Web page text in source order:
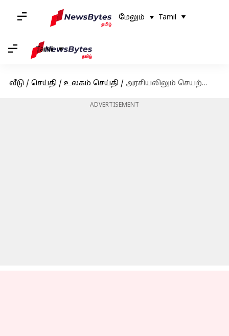
மேலும் Tamil
Tamil
வீடு / செய்தி / உலகம் செய்தி / அரசியலிலும் செயற்கை நுண்ணறிவு; ஜப்பானில் கட்சித் தலைவராக ஏஐ நியமனம்
ADVERTISEMENT